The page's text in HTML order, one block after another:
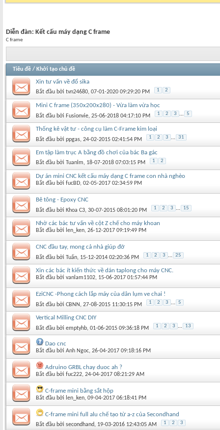
Diễn đàn: Kết cấu máy dạng C frame
C frame
Tiêu đề / Khởi tạo chủ đề
Xin tư vấn về đổ sika
Bắt đầu bởi tvn24680‎, 07-01-2020 09:29:20 PM 1 2
Mini C frame (350x200x280) - Vừa làm vừa học
Bắt đầu bởi Fusionvie‎, 25-06-2018 04:17:10 PM 1 2 3 ... 5
Thống kê vật tư - công cụ làm C-Frame kim loại
Bắt đầu bởi ppgas‎, 24-02-2015 02:41:54 PM 1 2 3 ... 31
Em tập làm trục A bằng đồ chơi của bác Ba gác
Bắt đầu bởi Tuanlm‎, 18-07-2018 07:03:15 PM 1 2
Dự án mini CNC kết cấu máy dạng C frame con nhà nghèo
Bắt đầu bởi fucBD‎, 02-05-2017 02:34:59 PM
Bê tông - Epoxy CNC
Bắt đầu bởi Khoa C3‎, 30-07-2015 08:01:20 PM 1 2 3 ... 15
Nhờ các bác tư vấn về cột Z chế cho máy khoan
Bắt đầu bởi len_ken‎, 26-12-2017 09:19:49 PM
CNC đầu tay, mong cả nhà giúp đỡ
Bắt đầu bởi Tuấn‎, 15-12-2014 02:20:36 PM 1 2 3 ... 25
Xin các bác ít kiến thức về dán taplong cho máy CNC.
Bắt đầu bởi vanlam1102‎, 15-06-2017 01:57:44 PM
EziCNC -Phong cách lắp máy của dân lụm ve chai !
Bắt đầu bởi CBNN ‎, 27-08-2015 11:30:15 PM 1 2 3 ... 5
Vertical Milling CNC DIY
Bắt đầu bởi emptyhb‎, 01-06-2015 09:36:18 PM 1 2 3 ... 13
Dao cnc
Bắt đầu bởi Anh Ngoc‎, 26-04-2017 09:18:16 PM
Adruino GRBL chay duoc ah ?
Bắt đầu bởi fuc222‎, 24-04-2017 08:21:29 AM
C-frame mini bằng sắt hộp
Bắt đầu bởi len_ken‎, 09-04-2017 06:18:41 PM
C-frame mini full alu chế tạo từ a-z của Secondhand
Bắt đầu bởi secondhand‎, 19-03-2016 12:43:05 AM 1 2 3